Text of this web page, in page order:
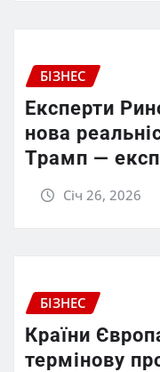
БІЗНЕС
Експерти
нова
Трамп —
Січ 26, 2026
БІЗНЕС
Країни
термінову